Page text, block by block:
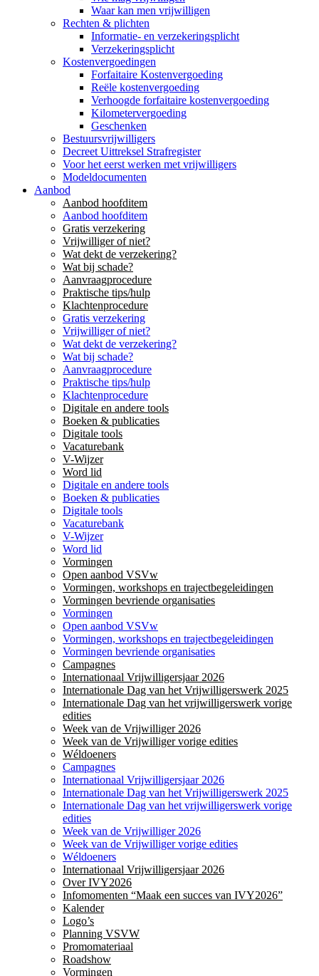
Waar kan men vrijwilligen
Rechten & plichten
Informatie- en verzekeringsplicht
Verzekeringsplicht
Kostenvergoedingen
Forfaitaire Kostenvergoeding
Reële kostenvergoeding
Verhoogde forfaitaire kostenvergoeding
Kilometervergoeding
Geschenken
Bestuursvrijwilligers
Decreet Uittreksel Strafregister
Voor het eerst werken met vrijwilligers
Modeldocumenten
Aanbod
Aanbod hoofditem
Aanbod hoofditem
Gratis verzekering
Vrijwilliger of niet?
Wat dekt de verzekering?
Wat bij schade?
Aanvraagprocedure
Praktische tips/hulp
Klachtenprocedure
Gratis verzekering
Vrijwilliger of niet?
Wat dekt de verzekering?
Wat bij schade?
Aanvraagprocedure
Praktische tips/hulp
Klachtenprocedure
Digitale en andere tools
Boeken & publicaties
Digitale tools
Vacaturebank
V-Wijzer
Word lid
Digitale en andere tools
Boeken & publicaties
Digitale tools
Vacaturebank
V-Wijzer
Word lid
Vormingen
Open aanbod VSVw
Vormingen, workshops en trajectbegeleidingen
Vormingen bevriende organisaties
Vormingen
Open aanbod VSVw
Vormingen, workshops en trajectbegeleidingen
Vormingen bevriende organisaties
Campagnes
Internationaal Vrijwilligersjaar 2026
Internationale Dag van het Vrijwilligerswerk 2025
Internationale Dag van het vrijwilligerswerk vorige
edities
Week van de Vrijwilliger 2026
Week van de Vrijwilliger vorige edities
Wéldoeners
Campagnes
Internationaal Vrijwilligersjaar 2026
Internationale Dag van het Vrijwilligerswerk 2025
Internationale Dag van het vrijwilligerswerk vorige
edities
Week van de Vrijwilliger 2026
Week van de Vrijwilliger vorige edities
Wéldoeners
Internationaal Vrijwilligersjaar 2026
Over IVY2026
Infomomenten “Maak een succes van IVY2026”
Kalender
Logo’s
Planning VSVW
Promomateriaal
Roadshow
Vormingen